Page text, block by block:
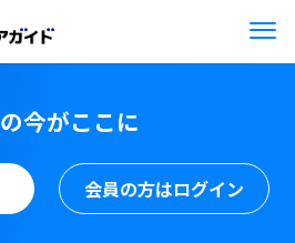
今がここに
会員の方はログイン